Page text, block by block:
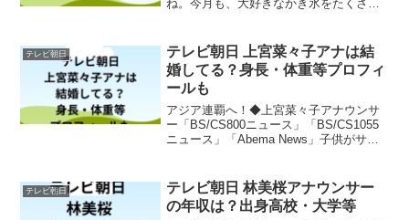
ね。今月も、大好きなかき氷をたくさん
い。 #佐々木若葉 』 pic.twitter.com/...
テレビ朝日
テレビ朝日 上宮菜々子アナは結
婚してる？身長・体重等プロフィ
ールも
アジア連覇へ！◆上宮菜々子アナウンサ
ー「BS/CS800ニュース」「BS/CS1055
ニュース」「Abema News」子供がサッ
姿に、子供たちに夢や希望を抱いていま
す...
テレビ朝日
テレビ朝日 林美桜アナウンサー
の年収は？出身高校・大学等